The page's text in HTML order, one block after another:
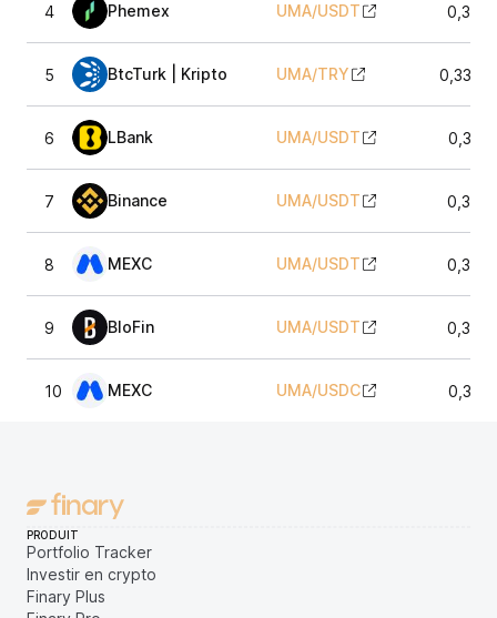
4 Phemex UMA/USDT
5 BtcTurk | Kripto UMA/TRY
6 LBank UMA/USDT
7 Binance UMA/USDT
8 MEXC UMA/USDT
9 BloFin UMA/USDT
10 MEXC UMA/USDC
PRODUIT
Portfolio Tracker
Investir en crypto
Finary Plus